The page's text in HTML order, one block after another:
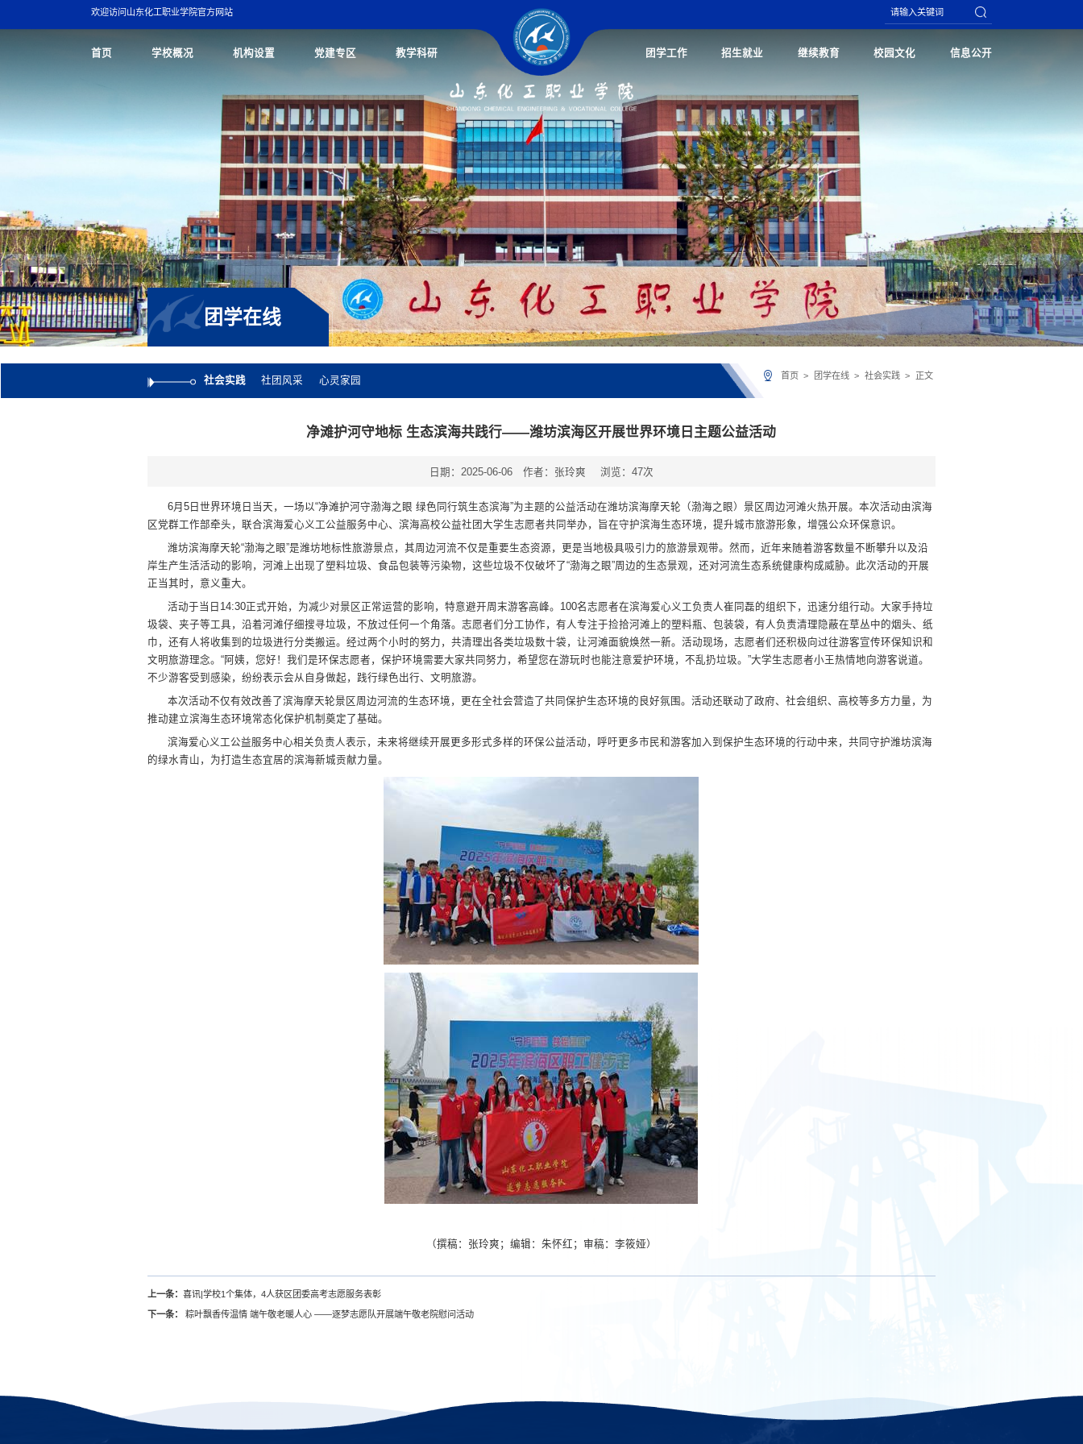
欢迎访问山东化工职业学院官方网站
首页 学校概况 机构设置 党建专区 教学科研 团学工作 招生就业 继续教育 校园文化 信息公开
团学在线
社会实践 社团风采 心灵家园 首页 > 团学在线 > 社会实践 > 正文
净滩护河守地标 生态滨海共践行——潍坊滨海区开展世界环境日主题公益活动
日期：2025-06-06 作者：张玲爽 浏览：47次
6月5日世界环境日当天，一场以“净滩护河守渤海之眼 绿色同行筑生态滨海”为主题的公益活动在潍坊滨海摩天轮（渤海之眼）景区周边河滩火热开展。本次活动由滨海
区党群工作部牵头，联合滨海爱心义工公益服务中心、滨海高校公益社团大学生志愿者共同举办，旨在守护滨海生态环境，提升城市旅游形象，增强公众环保意识。
潍坊滨海摩天轮“渤海之眼”是潍坊地标性旅游景点，其周边河流不仅是重要生态资源，更是当地极具吸引力的旅游景观带。然而，近年来随着游客数量不断攀升以及沿
岸生产生活活动的影响，河滩上出现了塑料垃圾、食品包装等污染物，这些垃圾不仅破坏了“渤海之眼”周边的生态景观，还对河流生态系统健康构成威胁。此次活动的开展
正当其时，意义重大。
活动于当日14:30正式开始，为减少对景区正常运营的影响，特意避开周末游客高峰。100名志愿者在滨海爱心义工负责人崔同磊的组织下，迅速分组行动。大家手持垃
圾袋、夹子等工具，沿着河滩仔细搜寻垃圾，不放过任何一个角落。志愿者们分工协作，有人专注于捡拾河滩上的塑料瓶、包装袋，有人负责清理隐蔽在草丛中的烟头、纸
巾，还有人将收集到的垃圾进行分类搬运。经过两个小时的努力，共清理出各类垃圾数十袋，让河滩面貌焕然一新。活动现场，志愿者们还积极向过往游客宣传环保知识和
文明旅游理念。“阿姨，您好！我们是环保志愿者，保护环境需要大家共同努力，希望您在游玩时也能注意爱护环境，不乱扔垃圾。”大学生志愿者小王热情地向游客说道。
不少游客受到感染，纷纷表示会从自身做起，践行绿色出行、文明旅游。
本次活动不仅有效改善了滨海摩天轮景区周边河流的生态环境，更在全社会营造了共同保护生态环境的良好氛围。活动还联动了政府、社会组织、高校等多方力量，为
推动建立滨海生态环境常态化保护机制奠定了基础。
滨海爱心义工公益服务中心相关负责人表示，未来将继续开展更多形式多样的环保公益活动，呼吁更多市民和游客加入到保护生态环境的行动中来，共同守护潍坊滨海
的绿水青山，为打造生态宜居的滨海新城贡献力量。
（撰稿：张玲爽；编辑：朱怀红；审稿：李筱娅）
上一条： 喜讯|学校1个集体，4人获区团委高考志愿服务表彰
下一条： 粽叶飘香传温情 端午敬老暖人心 ——逐梦志愿队开展端午敬老院慰问活动